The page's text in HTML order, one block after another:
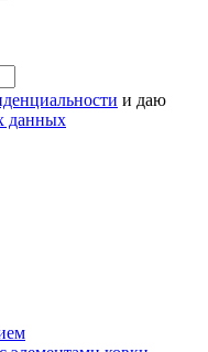
и даю
данных